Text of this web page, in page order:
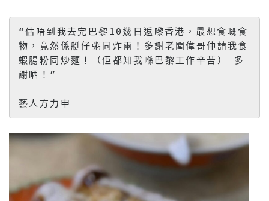
“估唔到我去完巴黎10幾日返嚟香港，最想食嘅食
物，竟然係艇仔粥同炸兩！多謝老闆偉哥仲請我食
蝦腸粉同炒麵！（佢都知我喺巴黎工作辛苦） 多
謝晒！”
藝人方力申